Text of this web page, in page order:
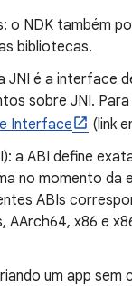
o NDK também
bibliotecas.
JNI é a interface
sobre JNI.
Interface
(link
a ABI define
no momento da
ABIs
AArch64, x86 e
um app